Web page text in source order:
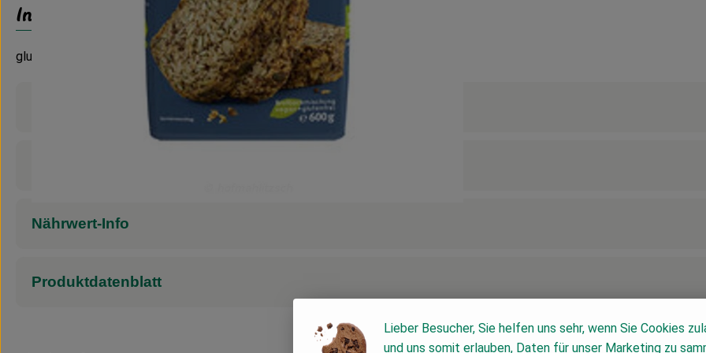
Info
glutenfreies Saaten Eiweiß Brot
Nährwert-Info
Produktdatenblatt
Lieber Besucher, Sie helfen uns sehr, wenn Sie Cookies
und uns somit erlauben, Daten für unser Marketing zu